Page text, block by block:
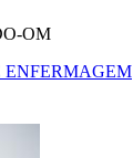
OM
ENFERMAGEM